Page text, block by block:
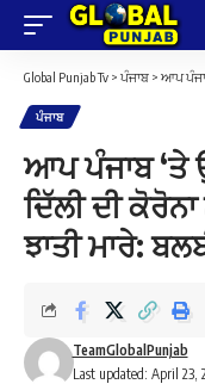
Global Punjab Tv > ਪੰਜਾਬ > ਆਪ ਪੰਜਾਬ
ਪੰਜਾਬ
ਆਪ ਪੰਜਾਬ ‘ਤੇ
ਦਿੱਲੀ ਦੀ
ਝਾਤੀ ਮਾਰੇ:
Last updated: April 23,
TeamGlobalPunjab